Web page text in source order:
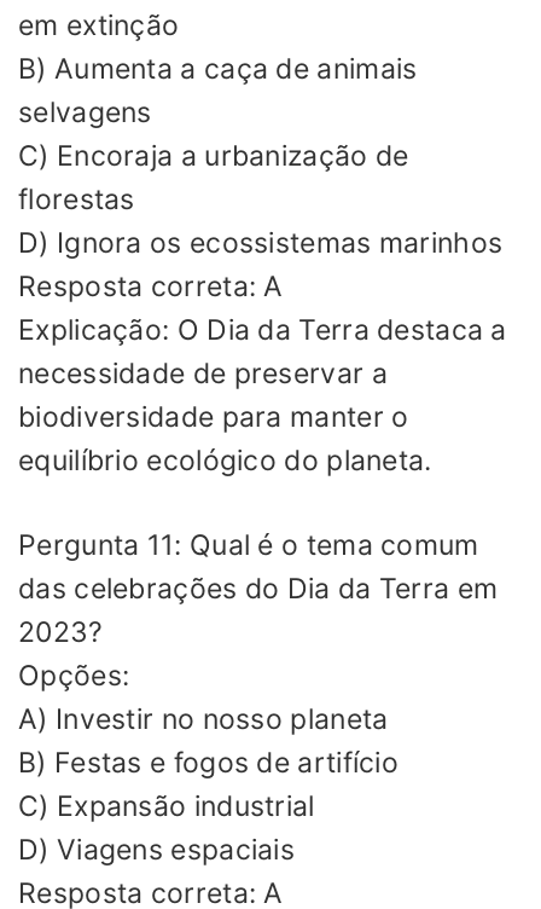
em extinção
B) Aumenta a caça de animais
selvagens
C) Encoraja a urbanização de
florestas
D) Ignora os ecossistemas marinhos
Resposta correta: A
Explicação: O Dia da Terra destaca a
necessidade de preservar a
biodiversidade para manter o
equilíbrio ecológico do planeta.
Pergunta 11: Qual é o tema comum
das celebrações do Dia da Terra em
2023?
Opções:
A) Investir no nosso planeta
B) Festas e fogos de artifício
C) Expansão industrial
D) Viagens espaciais
Resposta correta: A